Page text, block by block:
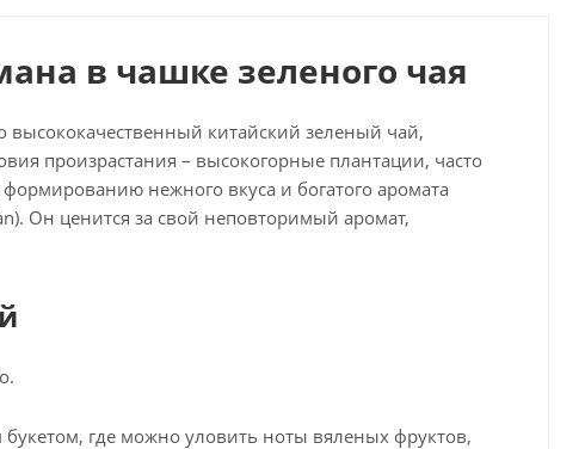
в чашке зеленого чая
высококачественный китайский зеленый чай,
произрастания – высокогорные плантации, часто
нежного вкуса и богатого аромата
Он ценится за свой неповторимый аромат,
где можно уловить ноты вяленых фруктов,